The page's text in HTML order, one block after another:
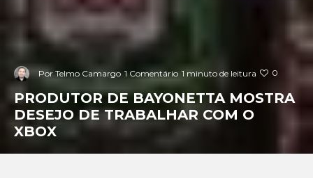
PorTelmo Camargo 1 Comentário 1 minuto de leitura 0
PRODUTOR DE BAYONETTA MOSTRA
DESEJO DE TRABALHAR COM O
XBOX